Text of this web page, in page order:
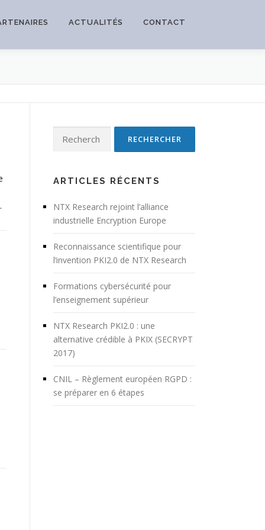
ACTUALITÉS CONTACT
ARTICLES RÉCENTS
NTX Research rejoint l’alliance
industrielle Encryption Europe
Reconnaissance scientifique pour
l’invention PKI2.0 de NTX Research
Formations cybersécurité pour
l’enseignement supérieur
NTX Research PKI2.0 : une
alternative crédible à PKIX (SECRYPT
2017)
CNIL – Règlement européen RGPD :
se préparer en 6 étapes